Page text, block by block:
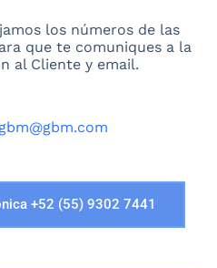
los números de las
que te comuniques a la
al Cliente y email.
+52 (55) 9302 7441